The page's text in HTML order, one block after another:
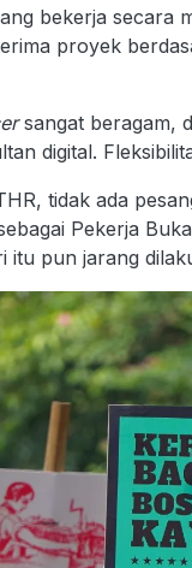
bekerja secara
proyek
sangat beragam,
digital.
tidak ada
Pekerja
itu pun jarang